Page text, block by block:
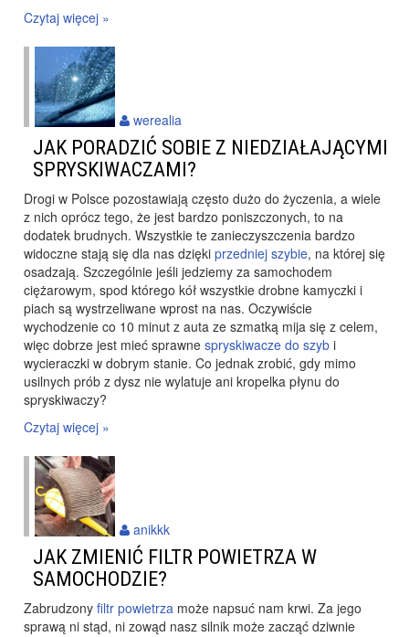
Czytaj więcej »
JAK PORADZIĆ SOBIE Z NIEDZIAŁAJĄCYMI
SPRYSKIWACZAMI?
Drogi w Polsce pozostawiają często dużo do życzenia, a wiele
z nich oprócz tego, że jest bardzo poniszczonych, to na
dodatek brudnych. Wszystkie te zanieczyszczenia bardzo
widoczne stają się dla nas dzięki przedniej szybie, na której się
osadzają. Szczególnie jeśli jedziemy za samochodem
ciężarowym, spod którego kół wszystkie drobne kamyczki i
piach są wystrzeliwane wprost na nas. Oczywiście
wychodzenie co 10 minut z auta ze szmatką mija się z celem,
więc dobrze jest mieć sprawne spryskiwacze do szyb i
wycieraczki w dobrym stanie. Co jednak zrobić, gdy mimo
usilnych prób z dysz nie wylatuje ani kropelka płynu do
spryskiwaczy?
Czytaj więcej »
werealia
JAK ZMIENIĆ FILTR POWIETRZA W
SAMOCHODZIE?
Zabrudzony filtr powietrza może napsuć nam krwi. Za jego
sprawą ni stąd, ni zowąd nasz silnik może zacząć dziwnie
anikkk